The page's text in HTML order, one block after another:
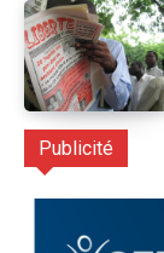
Publicité